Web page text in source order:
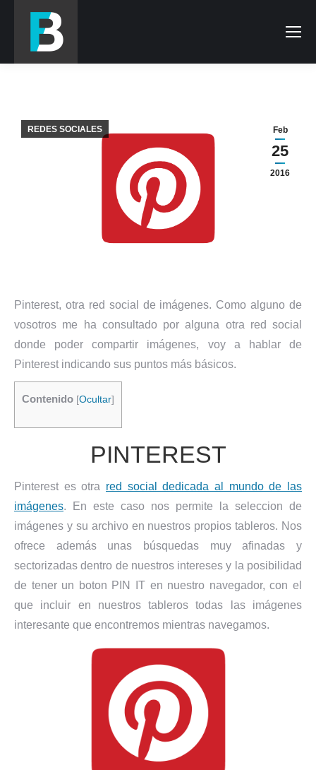
Feb
25
2016
REDES SOCIALES
Pinterest, otra red social de imágenes. Como alguno de
vosotros me ha consultado por alguna otra red social
donde poder compartir imágenes, voy a hablar de
Pinterest indicando sus puntos más básicos.
Contenido [Ocultar]
PINTEREST
Pinterest es otra red social dedicada al mundo de las
imágenes. En este caso nos permite la seleccion de
imágenes y su archivo en nuestros propios tableros. Nos
ofrece además unas búsquedas muy afinadas y
sectorizadas dentro de nuestros intereses y la posibilidad
de tener un boton PIN IT en nuestro navegador, con el
que incluir en nuestros tableros todas las imágenes
interesante que encontremos mientras navegamos.